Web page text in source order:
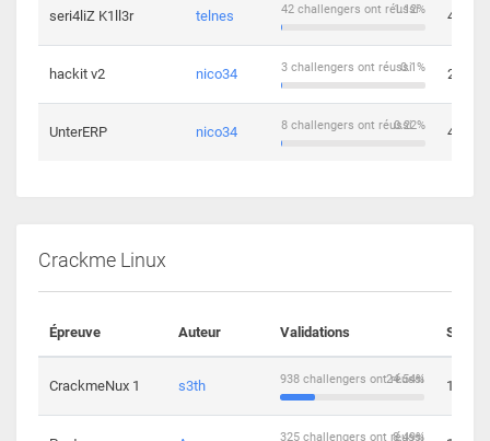
seri4liZ K1ll3r telnes 1.12%
42 challengers ont réussi 4
hackit v2 nico34 0.1%
3 challengers ont réussi 2
UnterERP nico34 0.22%
8 challengers ont réussi 4
Crackme Linux
Épreuve Auteur Validations
CrackmeNux 1 s3th 24.54%
938 challengers ont réussi 14
8.49%
325 challengers ont réussi